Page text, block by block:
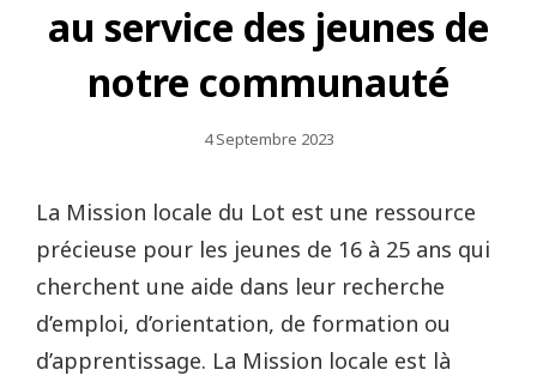
au service des jeunes de
notre communauté
Posted
4 Septembre 2023
La Mission locale du Lot est une ressource
précieuse pour les jeunes de 16 à 25 ans qui
cherchent une aide dans leur recherche
d’emploi, d’orientation, de formation ou
d’apprentissage. La Mission locale est là